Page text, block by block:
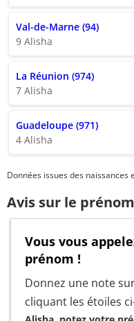
Val-de-Marne (94)
9 Alisha
La Réunion (974)
7 Alisha
Guadeloupe (971)
4 Alisha
Données issues des naissances
Avis sur le
Vous vous
prénom !
Donnez une note
cliquant les étoiles